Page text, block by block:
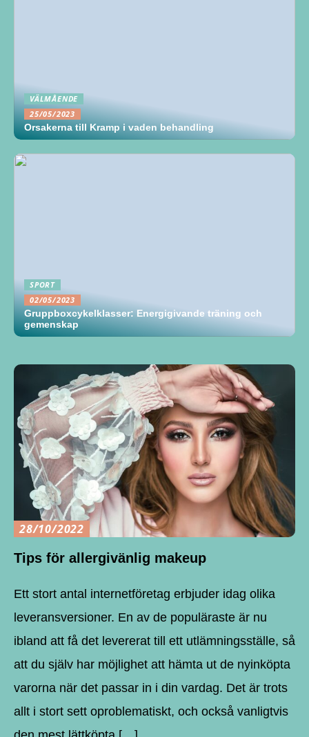
VÄLMÅENDE
25/05/2023
Orsakerna till Kramp i vaden behandling
SPORT
02/05/2023
Gruppboxcykelklasser: Energigivande träning och
gemenskap
28/10/2022
Tips för allergivänlig makeup
Ett stort antal internetföretag erbjuder idag olika
leveransversioner. En av de populäraste är nu
ibland att få det levererat till ett utlämningsställe, så
att du själv har möjlighet att hämta ut de nyinköpta
varorna när det passar in i din vardag. Det är trots
allt i stort sett oproblematiskt, och också vanligtvis